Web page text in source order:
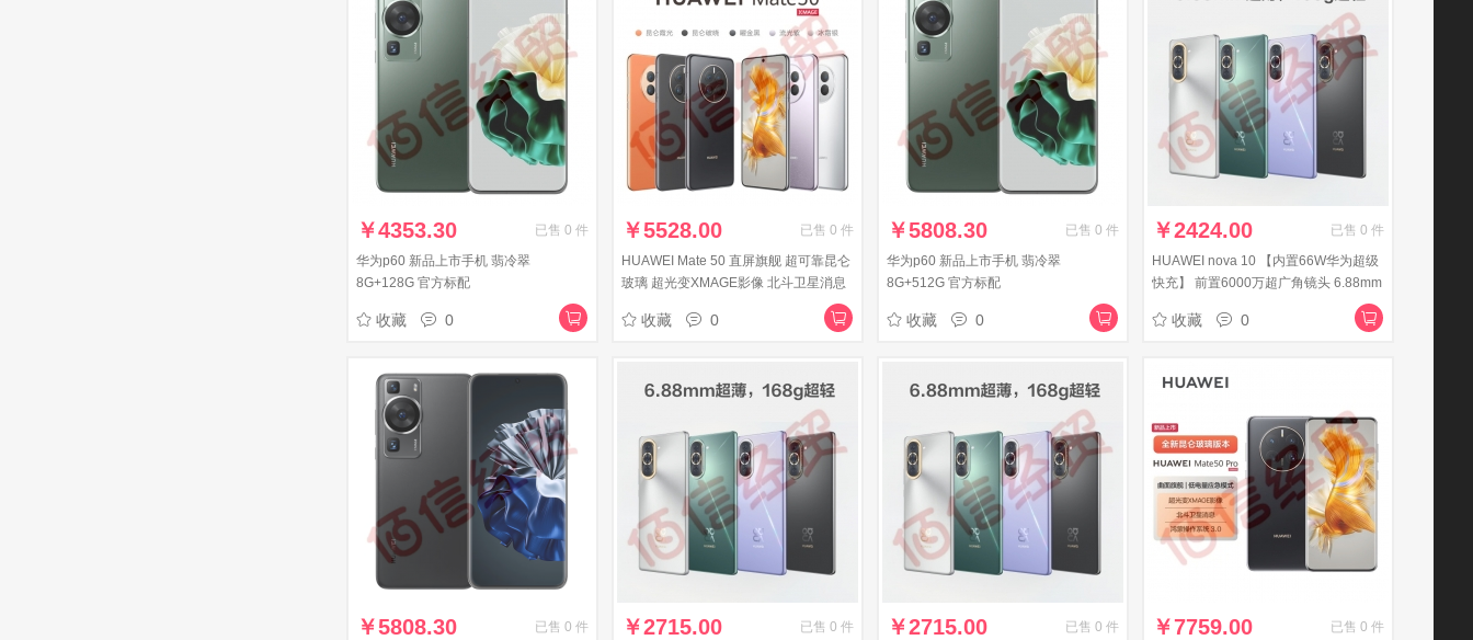
￥4353.30 已售 0 件
华为p60 新品上市手机 翡冷翠
8G+128G 官方标配
收藏 0
￥5528.00 已售 0 件
HUAWEI Mate 50 直屏旗舰 超可靠昆仑
玻璃 超光变XMAGE影像 北斗卫星消息
收藏 0
￥5808.30 已售 0 件
华为p60 新品上市手机 翡冷翠
8G+512G 官方标配
收藏 0
￥2424.00 已售 0 件
HUAWEI nova 10 【内置66W华为超级
快充】 前置6000万超广角镜头 6.88mm
收藏 0
￥5808.30 已售 0 件
￥2715.00 已售 0 件
￥2715.00 已售 0 件
￥7759.00 已售 0 件